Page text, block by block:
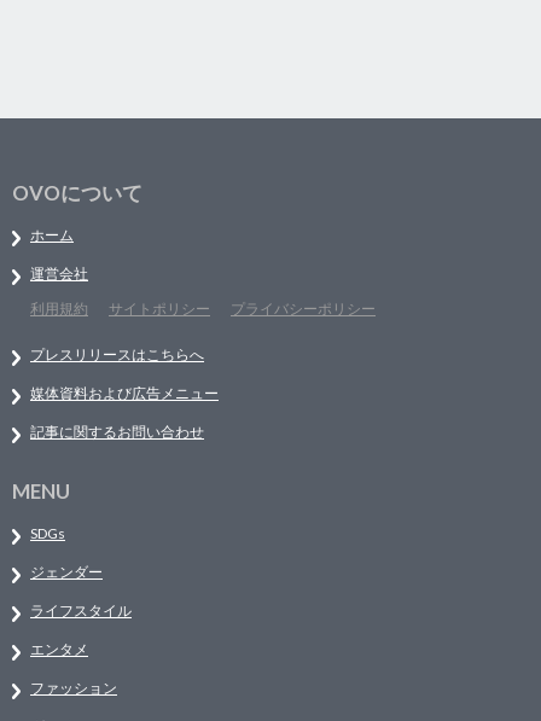
OVOについて
ホーム
運営会社
利用規約
サイトポリシー プライバシーポリシー
プレスリリースはこちらへ
媒体資料および広告メニュー
記事に関するお問い合わせ
MENU
SDGs
ジェンダー
ライフスタイル
エンタメ
ファッション